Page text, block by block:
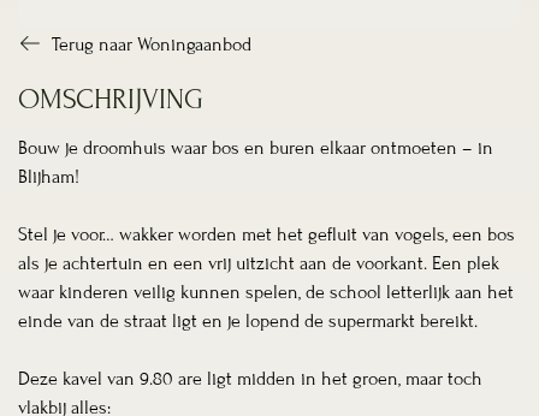
Terug naar Woningaanbod
OMSCHRIJVING
Bouw je droomhuis waar bos en buren elkaar ontmoeten – in
Blijham!
Stel je voor… wakker worden met het gefluit van vogels, een bos
als je achtertuin en een vrij uitzicht aan de voorkant. Een plek
waar kinderen veilig kunnen spelen, de school letterlijk aan het
einde van de straat ligt en je lopend de supermarkt bereikt.
Deze kavel van 9.80 are ligt midden in het groen, maar toch
vlakbij alles: